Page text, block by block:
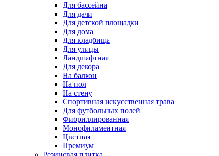
Для бассейна
Для дачи
Для детской площадки
Для дома
Для кладбища
Для улицы
Ландшафтная
Для декора
На балкон
На пол
На стену
Спортивная искусственная трава
Для футбольных полей
Фибриллированная
Монофиламентная
Цветная
Премиум
Резиновая плитка